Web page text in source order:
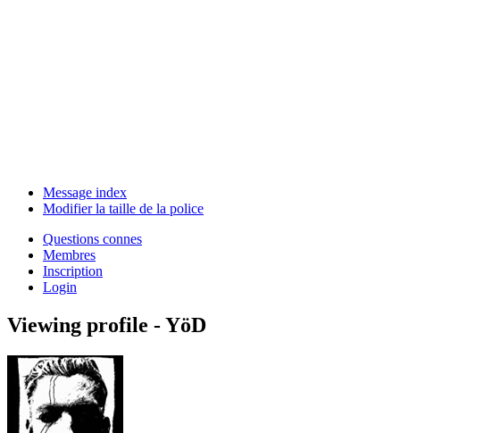
Message index
Modifier la taille de la police
Questions connes
Membres
Inscription
Login
Viewing profile - YöD